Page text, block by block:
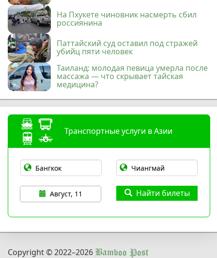
На Пхукете чиновник насмерть сбил
россиянина
Паттайский суд оставил под стражей
убийц пяти человек
Таиланд: молодая певица умерла после
массажа — что скрывает тайская
медицина?
Транспортные услуги в Азии
Август, 11 Найти билеты
Copyright © 2022–2026 Bamboo Post